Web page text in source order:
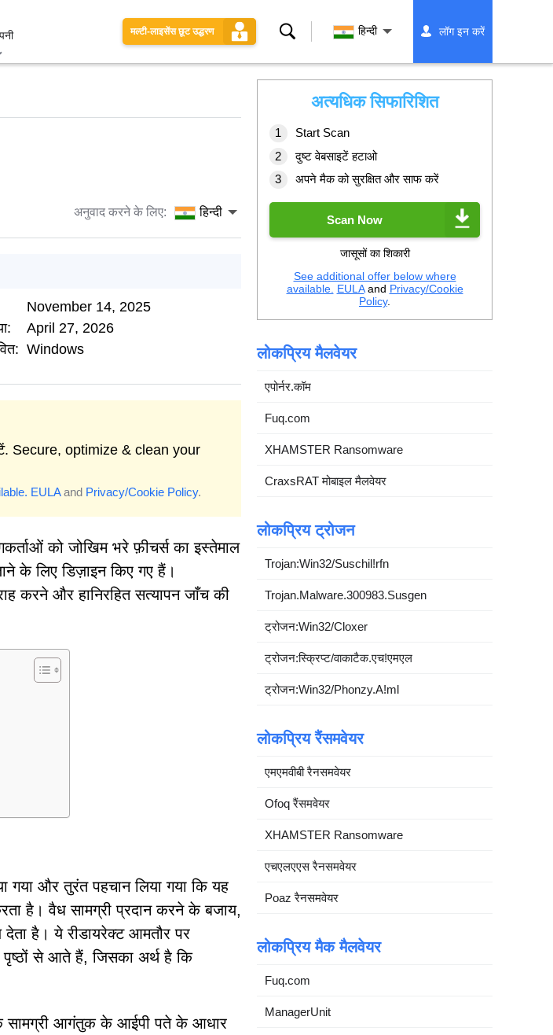
मल्टी-लाइसेंस छूट उद्धरण खोज हिन्दी लॉग इन करें
अनुवाद करने के लिए: हिन्दी
November 14, 2025
April 27, 2026
Windows
Secure, optimize & clean your
EULAand Privacy/Cookie Policy.
को जोखिम भरे फ़ीचर्स का इस्तेमाल
के लिए डिज़ाइन किए गए हैं।
करने और हानिरहित सत्यापन जाँच की
गया और तुरंत पहचान लिया गया कि यह
है। वैध सामग्री प्रदान करने के बजाय,
है। ये रीडायरेक्ट आमतौर पर
पृष्ठों से आते हैं, जिसका अर्थ है कि
सामग्री आगंतुक के आईपी पते के आधार
अत्यधिक सिफारिशित
Start Scan
दुष्ट वेबसाइटें हटाओ
अपने मैक को सुरक्षित और साफ करें
Scan Now
जासूसों का शिकारी
See additional offer below where
available. EULAand Privacy/Cookie
Policy.
लोकप्रिय मैलवेयर
एपोर्नर.कॉम
Fuq.com
XHAMSTER Ransomware
CraxsRAT मोबाइल मैलवेयर
लोकप्रिय ट्रोजन
Trojan:Win32/Suschil!rfn
Trojan.Malware.300983.Susgen
ट्रोजन:Win32/Cloxer
ट्रोजन:स्क्रिप्ट/वाकाटैक.एच!एमएल
ट्रोजन:Win32/Phonzy.A!ml
लोकप्रिय रैंसमवेयर
एमएमवीबी रैनसमवेयर
Ofoq रैंसमवेयर
XHAMSTER Ransomware
एचएलएएस रैनसमवेयर
Poaz रैनसमवेयर
लोकप्रिय मैक मैलवेयर
Fuq.com
ManagerUnit